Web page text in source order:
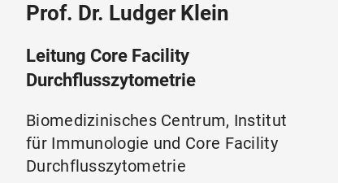
Prof. Dr. Ludger Klein
Leitung Core Facility
Durchflusszytometrie
Biomedizinisches Centrum, Institut
für Immunologie und Core Facility
Durchflusszytometrie